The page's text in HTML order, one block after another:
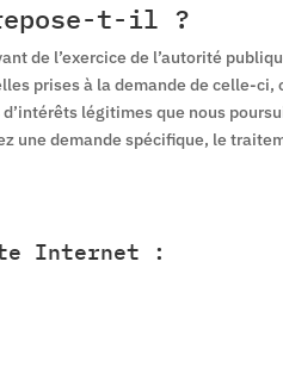
t-il ?
de l’exercice de l’autorité
prises à la demande de celle-ci,
légitimes que nous
une demande spécifique, le
Internet :